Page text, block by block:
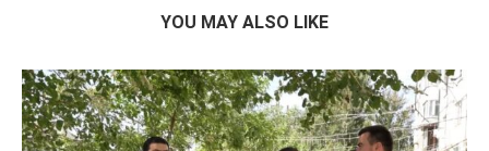
YOU MAY ALSO LIKE